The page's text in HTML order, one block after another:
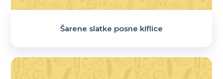
Šarene slatke posne kiflice